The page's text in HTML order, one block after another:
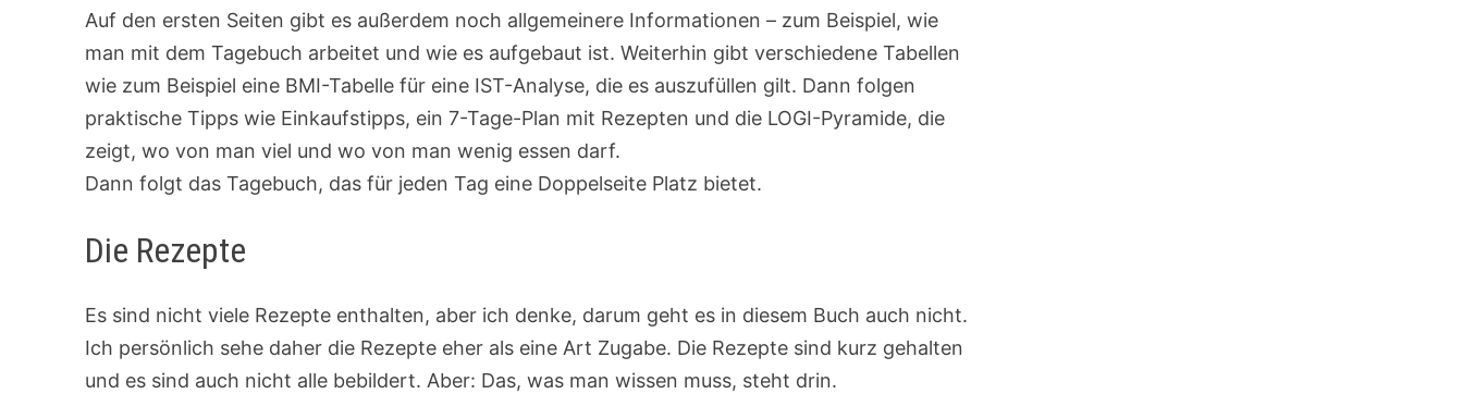
Auf den ersten Seiten gibt es außerdem noch allgemeinere Informationen – zum Beispiel, wie
man mit dem Tagebuch arbeitet und wie es aufgebaut ist. Weiterhin gibt verschiedene Tabellen
wie zum Beispiel eine BMI-Tabelle für eine IST-Analyse, die es auszufüllen gilt. Dann folgen
praktische Tipps wie Einkaufstipps, ein 7-Tage-Plan mit Rezepten und die LOGI-Pyramide, die
zeigt, wo von man viel und wo von man wenig essen darf.
Dann folgt das Tagebuch, das für jeden Tag eine Doppelseite Platz bietet.
Die Rezepte
Es sind nicht viele Rezepte enthalten, aber ich denke, darum geht es in diesem Buch auch nicht.
Ich persönlich sehe daher die Rezepte eher als eine Art Zugabe. Die Rezepte sind kurz gehalten
und es sind auch nicht alle bebildert. Aber: Das, was man wissen muss, steht drin.